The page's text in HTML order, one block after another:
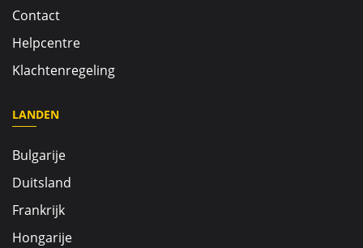
Contact
Helpcentre
Klachtenregeling
LANDEN
Bulgarije
Duitsland
Frankrijk
Hongarije